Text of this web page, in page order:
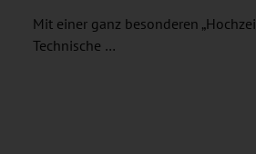
Mit einer ganz besonderen
Technische …